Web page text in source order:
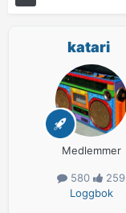
katari
Medlemmer
580
259
Loggbok